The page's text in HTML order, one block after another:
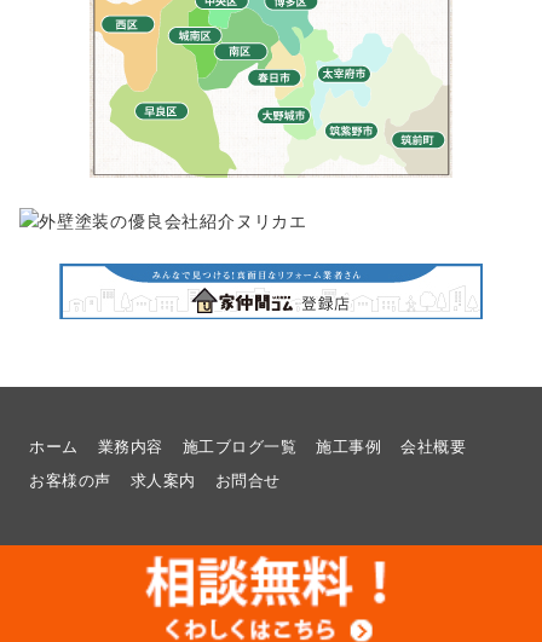
ホーム 業務内容 施工ブログ一覧 施工事例
会社概要
お客様の声
求人案内 お問合せ
福岡県福岡市でリフォームのことなら想いを形に工房へ |
福岡県福岡市でリフォームのことなら想いを形に工房へ